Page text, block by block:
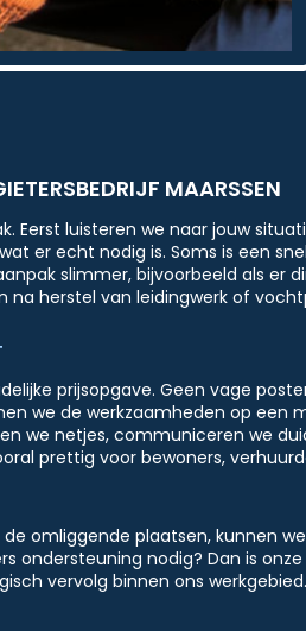
MAARSSEN
Eerst luisteren we naar jouw
er echt nodig is. Soms is een
slimmer, bijvoorbeeld als er
herstel van leidingwerk of
prijsopgave. Geen vage
we de werkzaamheden op een
we netjes, communiceren we
prettig voor bewoners,
omliggende plaatsen, kunnen
ondersteuning nodig? Dan is
vervolg binnen ons werkgebied.